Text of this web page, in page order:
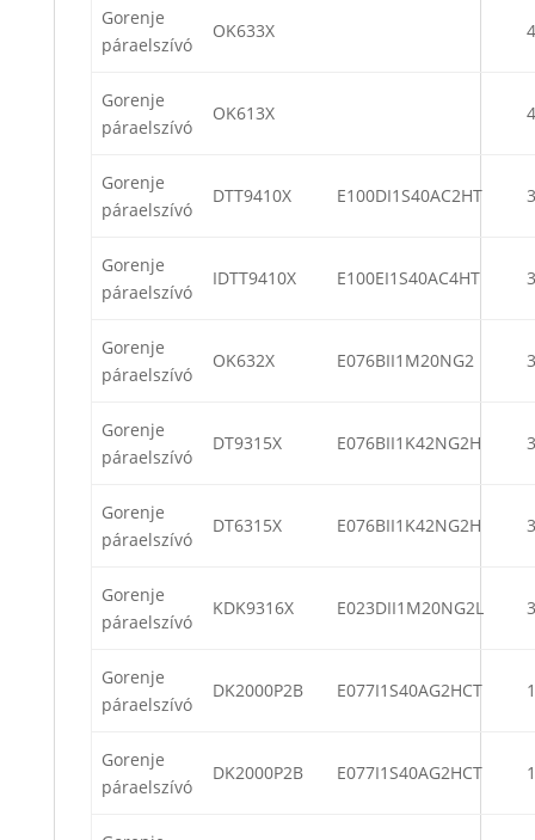
Gorenje
páraelszívó
OK633X
Gorenje
páraelszívó
OK613X
Gorenje
páraelszívó
DTT9410X E100DI1S40AC2HT
Gorenje
páraelszívó
IDTT9410X E100EI1S40AC4HT
Gorenje
páraelszívó
OK632X E076BII1M20NG2
Gorenje
páraelszívó
DT9315X E076BII1K42NG2H
Gorenje
páraelszívó
DT6315X E076BII1K42NG2H
Gorenje
páraelszívó
KDK9316X E023DII1M20NG2L
Gorenje
páraelszívó
DK2000P2B E077I1S40AG2HCT
Gorenje
páraelszívó
DK2000P2B E077I1S40AG2HCT